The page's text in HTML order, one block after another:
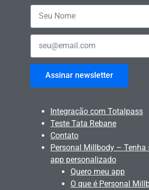
Assinar newsletter
Integração com Totalpass
Teste Tata Rebane
Contato
Personal Millbody – Tenha
app personalizado
Quero meu app
O que é Personal